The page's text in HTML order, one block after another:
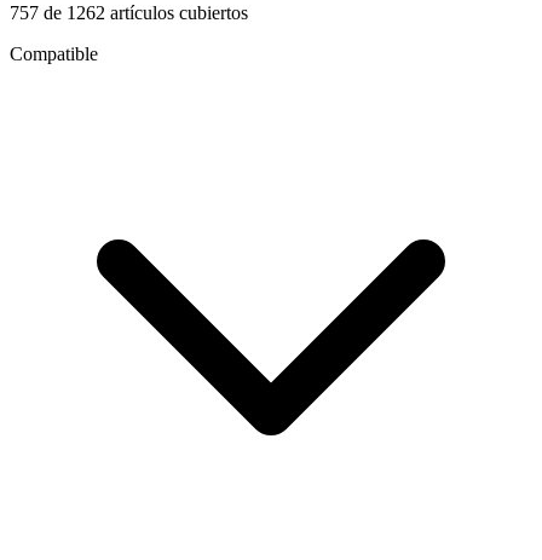
757 de 1262 artículos cubiertos
Compatible